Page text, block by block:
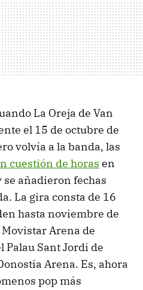
La Oreja de Van
el 15 de octubre de
volvía a la banda, las
cuestión de horas en
añadieron fechas
La gira consta de 16
hasta noviembre de
Arena de
Palau Sant Jordi de
Arena. Es, ahora
pop más